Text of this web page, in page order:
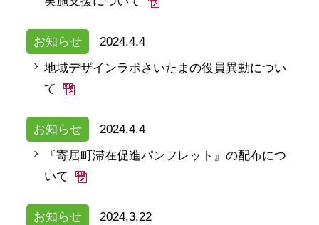
お知らせ
2024.4.4
地域デザインラボさいたまの役員異動につい
て
お知らせ
2024.4.4
『寄居町滞在促進パンフレット』の配布につ
いて
お知らせ
2024.3.22